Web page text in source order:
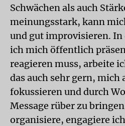
Schwächen als auch
meinungsstark, kann
und gut improvisieren. In
ich mich öffentlich
reagieren muss, arbeite
das auch sehr gern, mich
fokussieren und durch
Message rüber zu
organisiere, engagiere